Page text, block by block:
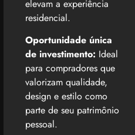
elevam a experiência
residencial.
Oportunidade única
de investimento: Ideal
para compradores que
valorizam qualidade,
design e estilo como
parte de seu patrimônio
pessoal.